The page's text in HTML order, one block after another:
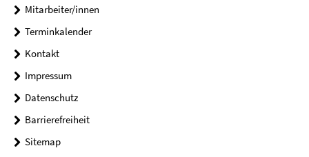
Mitarbeiter/innen
Terminkalender
Kontakt
Impressum
Datenschutz
Barrierefreiheit
Sitemap